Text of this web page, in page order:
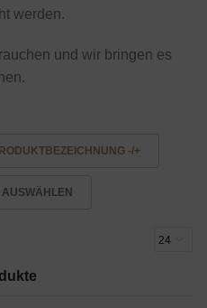
werden.
und wir bringen es
-/+